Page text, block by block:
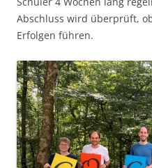
Abschluss wird überprüft,
Erfolgen führen.